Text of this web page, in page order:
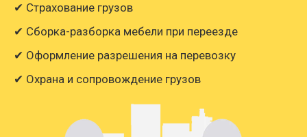
✔ Страхование грузов
✔ Сборка-разборка мебели при переезде
✔ Оформление разрешения на перевозку
✔ Охрана и сопровождение грузов